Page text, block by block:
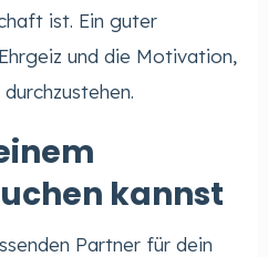
ist. Ein guter
und die Motivation,
kannst
Partner für dein